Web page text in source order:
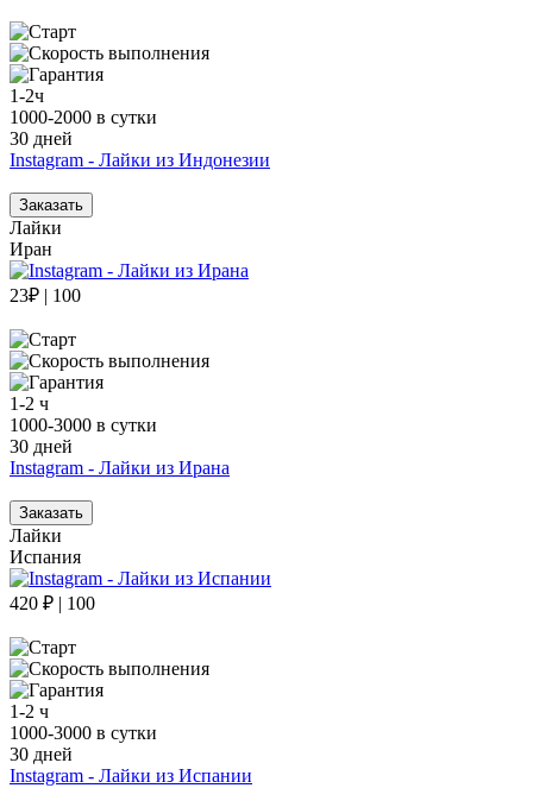
1-2ч
1000-2000 в сутки
30 дней
Instagram - Лайки из Индонезии
Заказать
Лайки
Иран
23₽ | 100
1-2 ч
1000-3000 в сутки
30 дней
Instagram - Лайки из Ирана
Заказать
Лайки
Испания
420 ₽ | 100
1-2 ч
1000-3000 в сутки
30 дней
Instagram - Лайки из Испании